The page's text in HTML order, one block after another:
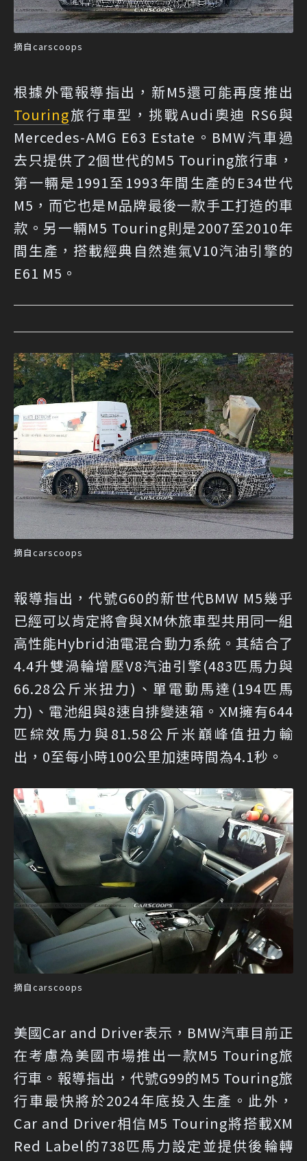
摘自carscoops
根據外電報導指出，新M5還可能再度推出
Touring旅行車型，挑戰Audi奧迪 RS6與
Mercedes-AMG E63 Estate。BMW汽車過
去只提供了2個世代的M5 Touring旅行車，
第一輛是1991至1993年間生產的E34世代
M5，而它也是M品牌最後一款手工打造的車
款。另一輛M5 Touring則是2007至2010年
間生產，搭載經典自然進氣V10汽油引擎的
E61 M5。
摘自carscoops
報導指出，代號G60的新世代BMW M5幾乎
已經可以肯定將會與XM休旅車型共用同一組
高性能Hybrid油電混合動力系統。其結合了
4.4升雙渦輪增壓V8汽油引擎(483匹馬力與
66.28公斤米扭力)、單電動馬達(194匹馬
力)、電池組與8速自排變速箱。XM擁有644
匹綜效馬力與81.58公斤米巔峰值扭力輸
出，0至每小時100公里加速時間為4.1秒。
摘自carscoops
美國Car and Driver表示，BMW汽車目前正
在考慮為美國市場推出一款M5 Touring旅
行車。報導指出，代號G99的M5 Touring旅
行車最快將於2024年底投入生產。此外，
Car and Driver相信M5 Touring將搭載XM
Red Label的738匹馬力設定並提供後輪轉